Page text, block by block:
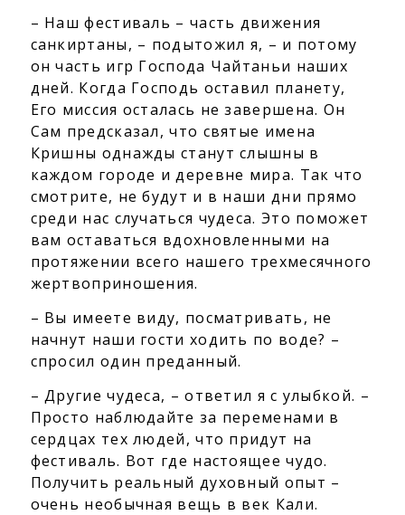
– Наш фестиваль – часть движения
санкиртаны, – подытожил я, – и потому
он часть игр Господа Чайтаньи наших
дней. Когда Господь оставил планету,
Его миссия осталась не завершена. Он
Сам предсказал, что святые имена
Кришны однажды станут слышны в
каждом городе и деревне мира. Так что
смотрите, не будут и в наши дни прямо
среди нас случаться чудеса. Это поможет
вам оставаться вдохновленными на
протяжении всего нашего трехмесячного
жертвоприношения.
– Вы имеете виду, посматривать, не
начнут наши гости ходить по воде? –
спросил один преданный.
– Другие чудеса, – ответил я с улыбкой. –
Просто наблюдайте за переменами в
сердцах тех людей, что придут на
фестиваль. Вот где настоящее чудо.
Получить реальный духовный опыт –
очень необычная вещь в век Кали.